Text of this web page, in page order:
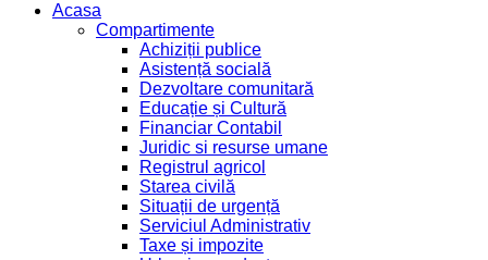
Acasa
Compartimente
Achiziții publice
Asistență socială
Dezvoltare comunitară
Educație și Cultură
Financiar Contabil
Juridic si resurse umane
Registrul agricol
Starea civilă
Situații de urgență
Serviciul Administrativ
Taxe și impozite